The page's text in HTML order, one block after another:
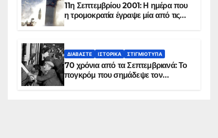
11η Σεπτεμβρίου 2001: Η ημέρα που
η τρομοκρατία έγραψε μία από τις
ΔΙΑΒΆΣΤΕ ΙΣΤΟΡΙΚΆ ΣΤΙΓΜΙΌΤΥΠΑ
70 χρόνια από τα Σεπτεμβριανά: Το
πογκρόμ που σημάδεψε τον